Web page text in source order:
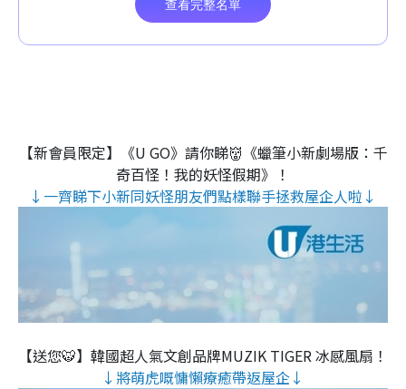
【新會員限定】《U GO》請你睇👹《蠟筆小新劇場版：千
奇百怪！我的妖怪假期》！
↓一齊睇下小新同妖怪朋友們點樣聯手拯救屋企人啦↓
【送您🐯】韓國超人氣文創品牌MUZIK TIGER 冰感風扇！
↓將萌虎嘅慵懶療癒帶返屋企↓